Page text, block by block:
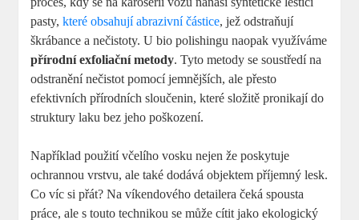
pasty,které obsahují abrazivní částice, jež odstraňují
škrábance a nečistoty. U bio polishingu naopak využíváme
přírodní exfoliační metody. Tyto metody se soustředí na
odstranění nečistot pomocí jemnějších, ale přesto
efektivních přírodních sloučenin, které složitě pronikají do
struktury laku bez jeho poškození.
Například použití včelího vosku nejen že poskytuje
ochrannou vrstvu, ale také dodává objektem příjemný lesk.
Co víc si přát? Na víkendového detailera čeká spousta
práce, ale s touto technikou se může cítit jako ekologický